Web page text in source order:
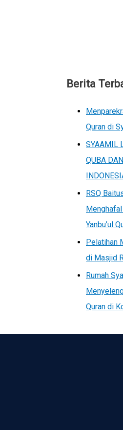
Berita
Quran di
SYAAMIL
QUBA
RSQ
Yanbu’ul
Pelatihan
di Masjid
Rumah
Quran di